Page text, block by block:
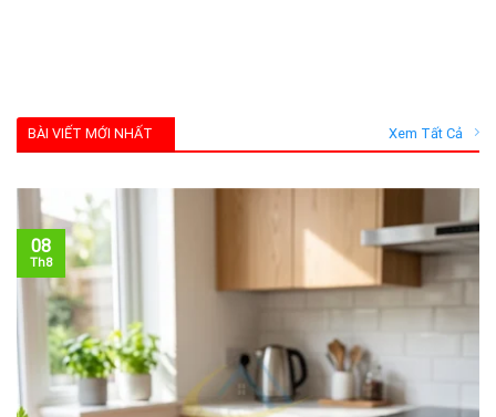
BÀI VIẾT MỚI NHẤT Xem Tất Cả
08
Th8